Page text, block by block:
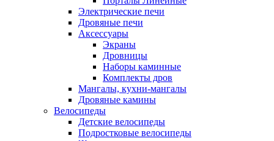
Электрические печи
Дровяные печи
Аксессуары
Экраны
Дровницы
Наборы каминные
Комплекты дров
Мангалы, кухни-мангалы
Дровяные камины
Велосипеды
Детские велосипеды
Подростковые велосипеды